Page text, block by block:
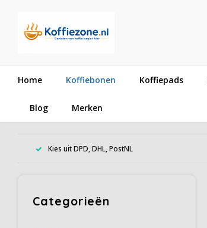
Home Koffiebonen Koffiepads
Blog Merken
Kies uit DPD, DHL, PostNL
Categorieën